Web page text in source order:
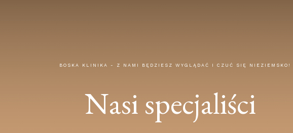
BOSKA KLINIKA - Z NAMI BĘDZIESZ WYGLĄDAĆ I CZUĆ SIĘ NIEZIEMSKO!
Nasi specjaliści